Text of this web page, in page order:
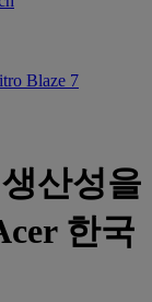
Blaze 7
산성을
한국